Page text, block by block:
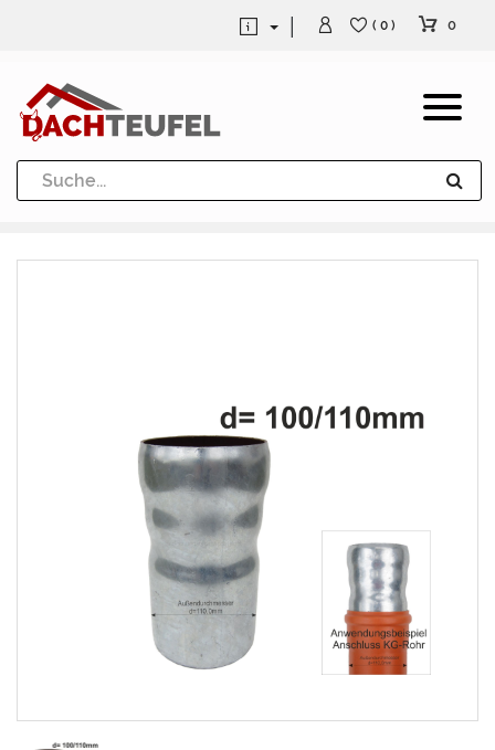
Dachrinne und Fallrohre
Werkzeuge und Löttechnik
( 0 ) 0